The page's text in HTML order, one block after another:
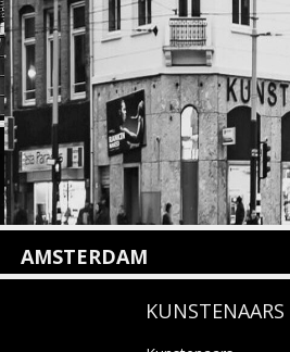
AMSTERDAM
1075 VX AmsterdamKUNSTENAARS